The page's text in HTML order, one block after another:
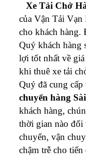
Xe Tải Chở
của Vận Tải
cho khách
Quý khách hàng
lợi tốt nhất về
khi thuê xe tải
Quý đã cung
chuyển hàng
khách hàng,
thời gian nào
chuyến, vận
chậm trễ cho